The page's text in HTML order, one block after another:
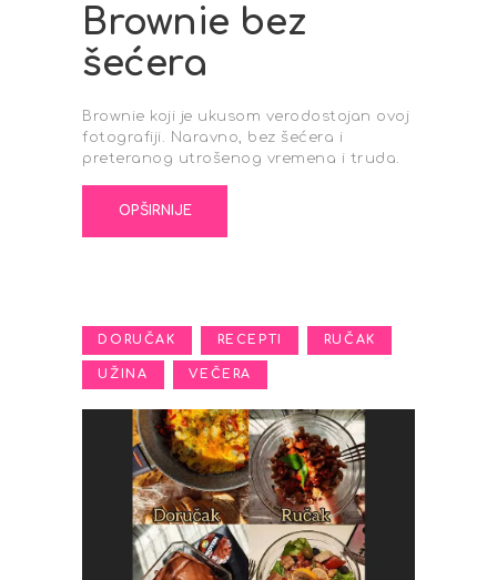
Brownie bez
šećera
Brownie koji je ukusom verodostojan ovoj
fotografiji. Naravno, bez šećera i
preteranog utrošenog vremena i truda.
OPŠIRNIJE
DORUČAK RECEPTI RUČAK
UŽINA VEČERA